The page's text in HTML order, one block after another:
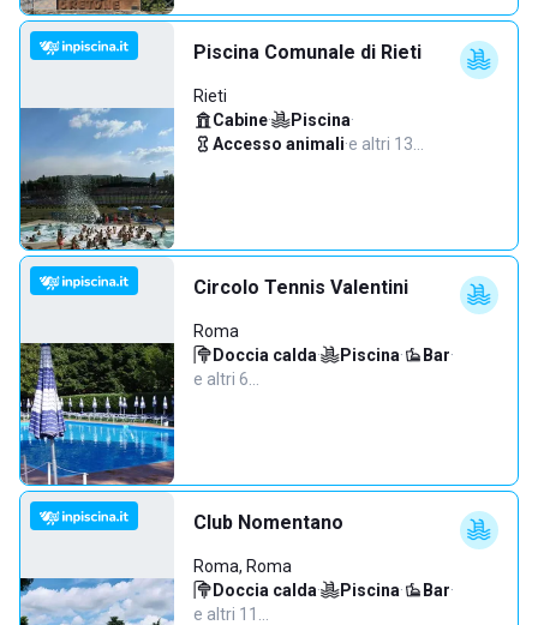
Piscina Comunale di Rieti
Rieti
Cabine· Piscina·
Accesso animali·e altri 13…
Circolo Tennis Valentini
Roma
Doccia calda· Piscina· Bar·
e altri 6…
Club Nomentano
Roma, Roma
Doccia calda· Piscina· Bar·
e altri 11…